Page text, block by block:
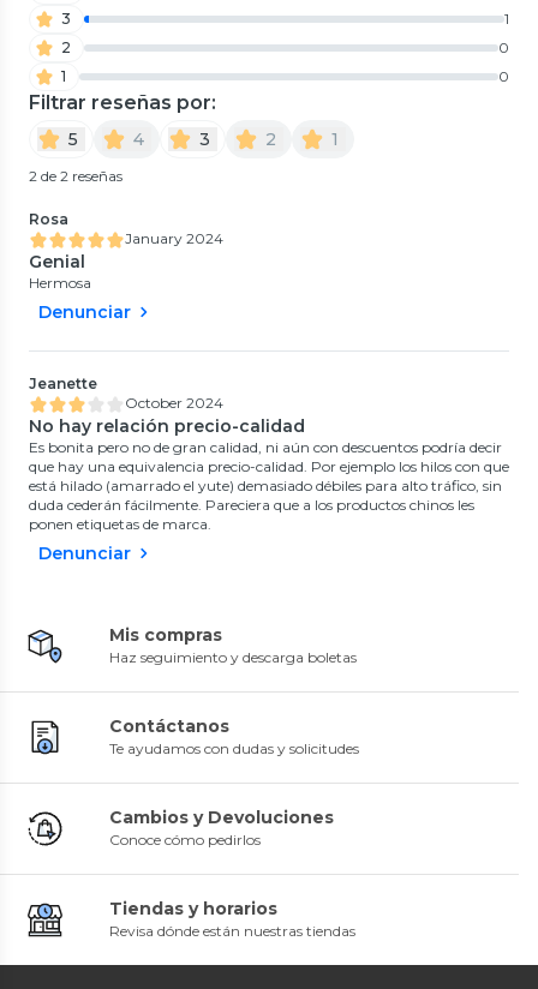
3
1
2
0
1
0
Filtrar reseñas por:
5 4 3 2 1
2 de 2 reseñas
Rosa
January 2024
Genial
Hermosa
Denunciar
Jeanette
October 2024
No hay relación precio-calidad
Es bonita pero no de gran calidad, ni aún con descuentos podría decir
que hay una equivalencia precio-calidad. Por ejemplo los hilos con que
está hilado (amarrado el yute) demasiado débiles para alto tráfico, sin
duda cederán fácilmente. Pareciera que a los productos chinos les
ponen etiquetas de marca.
Denunciar
Mis compras
Haz seguimiento y descarga boletas
Contáctanos
Te ayudamos con dudas y solicitudes
Cambios y Devoluciones
Conoce cómo pedirlos
Tiendas y horarios
Revisa dónde están nuestras tiendas